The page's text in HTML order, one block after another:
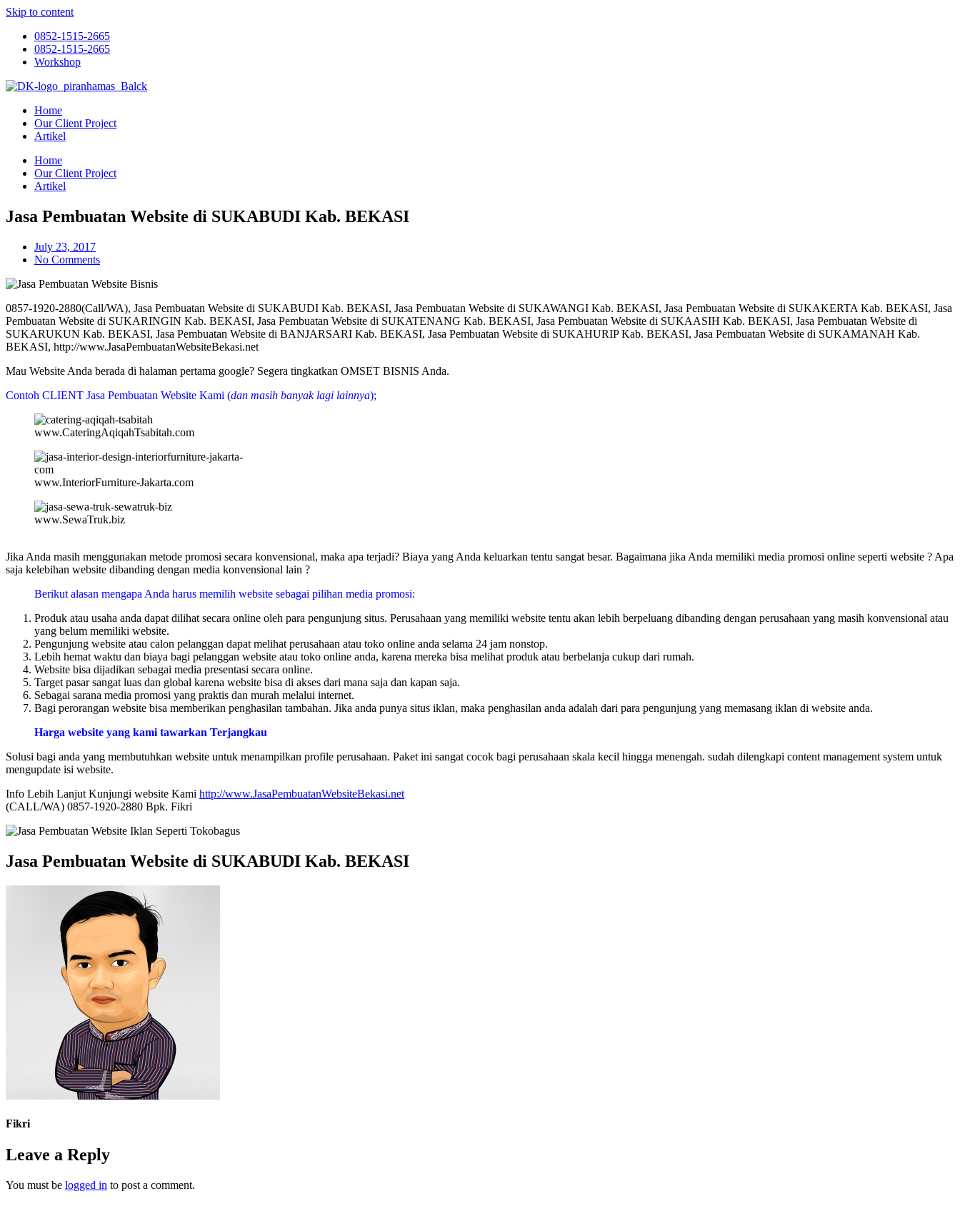
Skip to content
0852-1515-2665
0852-1515-2665
Workshop
Home
Our Client Project
Artikel
Home
Our Client Project
Artikel
Jasa Pembuatan Website di SUKABUDI Kab. BEKASI
July 23, 2017
No Comments
0857-1920-2880(Call/WA), Jasa Pembuatan Website di SUKABUDI Kab. BEKASI, Jasa Pembuatan Website di SUKAWANGI Kab. BEKASI, Jasa Pembuatan Website di SUKAKERTA Kab. BEKASI, Jasa
Pembuatan Website di SUKARINGIN Kab. BEKASI, Jasa Pembuatan Website di SUKATENANG Kab. BEKASI, Jasa Pembuatan Website di SUKAASIH Kab. BEKASI, Jasa Pembuatan Website di
SUKARUKUN Kab. BEKASI, Jasa Pembuatan Website di BANJARSARI Kab. BEKASI, Jasa Pembuatan Website di SUKAHURIP Kab. BEKASI, Jasa Pembuatan Website di SUKAMANAH Kab.
BEKASI, http://www.JasaPembuatanWebsiteBekasi.net
Mau Website Anda berada di halaman pertama google? Segera tingkatkan OMSET BISNIS Anda.
Contoh CLIENT Jasa Pembuatan Website Kami (dan masih banyak lagi lainnya);
www.CateringAqiqahTsabitah.com
www.InteriorFurniture-Jakarta.com
www.SewaTruk.biz
Jika Anda masih menggunakan metode promosi secara konvensional, maka apa terjadi? Biaya yang Anda keluarkan tentu sangat besar. Bagaimana jika Anda memiliki media promosi online seperti website ? Apa
saja kelebihan website dibanding dengan media konvensional lain ?
Berikut alasan mengapa Anda harus memilih website sebagai pilihan media promosi:
Produk atau usaha anda dapat dilihat secara online oleh para pengunjung situs. Perusahaan yang memiliki website tentu akan lebih berpeluang dibanding dengan perusahaan yang masih konvensional atau
yang belum memiliki website.
Pengunjung website atau calon pelanggan dapat melihat perusahaan atau toko online anda selama 24 jam nonstop.
Lebih hemat waktu dan biaya bagi pelanggan website atau toko online anda, karena mereka bisa melihat produk atau berbelanja cukup dari rumah.
Website bisa dijadikan sebagai media presentasi secara online.
Target pasar sangat luas dan global karena website bisa di akses dari mana saja dan kapan saja.
Sebagai sarana media promosi yang praktis dan murah melalui internet.
Bagi perorangan website bisa memberikan penghasilan tambahan. Jika anda punya situs iklan, maka penghasilan anda adalah dari para pengunjung yang memasang iklan di website anda.
Harga website yang kami tawarkan Terjangkau
Solusi bagi anda yang membutuhkan website untuk menampilkan profile perusahaan. Paket ini sangat cocok bagi perusahaan skala kecil hingga menengah. sudah dilengkapi content management system untuk
mengupdate isi website.
Info Lebih Lanjut Kunjungi website Kami http://www.JasaPembuatanWebsiteBekasi.net
(CALL/WA) 0857-1920-2880 Bpk. Fikri
Jasa Pembuatan Website di SUKABUDI Kab. BEKASI
Fikri
Leave a Reply
You must be logged in to post a comment.